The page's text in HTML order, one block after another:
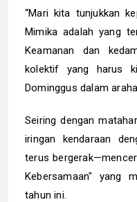
“Mari kita tunjukkan
Mimika adalah yang
Keamanan dan
kolektif yang harus
Dominggus dalam
Seiring dengan
iringan kendaraan
terus
Kebersamaan" yang
tahun ini.